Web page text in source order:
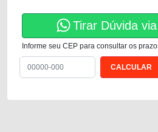
Tirar Dúvida
Informe seu CEP para consultar os